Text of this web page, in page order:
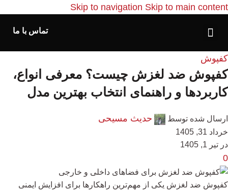
Skip to navigation Skip to main content
تماس با ما
کفپوش
کفپوش ضد لغزش چیست؟ معرفی انواع،
کاربردها و راهنمای انتخاب بهترین مدل
ارسال شده توسط حدیث مسیحی
خرداد 31, 1405
در تیر 1, 1405
0
کفپوش ضد لغزش یکی از مهم‌ترین راهکارها برای افزایش ایمنی